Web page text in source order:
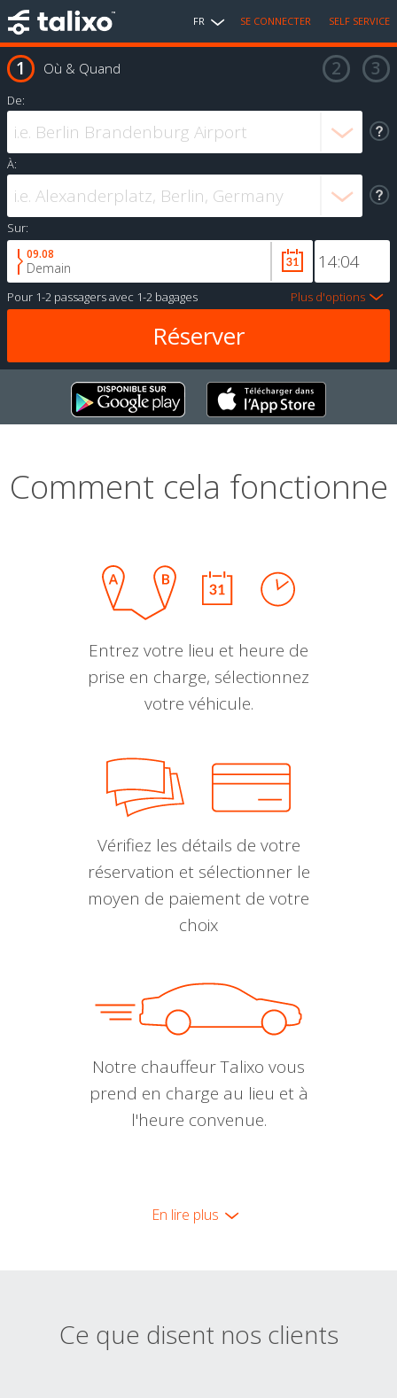
FR SE CONNECTER SELF SERVICE
Où & Quand
De:
À:
Sur:
09.08
Demain
Pour 1-2 passagersavec 1-2 bagages Plus d'options
Comment cela fonctionne
Entrez votre lieu et heure de
prise en charge, sélectionnez
votre véhicule.
Vérifiez les détails de votre
réservation et sélectionner le
moyen de paiement de votre
choix
Notre chauffeur Talixo vous
prend en charge au lieu et à
l'heure convenue.
En lire plus
Ce que disent nos clients